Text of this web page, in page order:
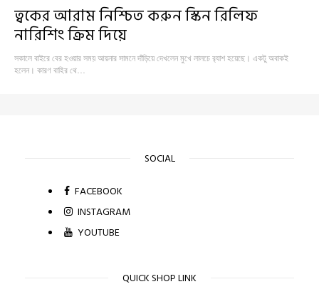
ত্বকের আরাম নিশ্চিত করুন স্কিন রিলিফ
নারিশিং ক্রিম দিয়ে
সকালে বাইরে বের হওয়ার সময় আয়নার সামনে দাঁড়িয়ে দেখলেন মুখে লালচে র‍্যাশ হয়েছে। একটু অবাকই
হলেন। কারণ বাহির থে…
SOCIAL
FACEBOOK
INSTAGRAM
YOUTUBE
QUICK SHOP LINK